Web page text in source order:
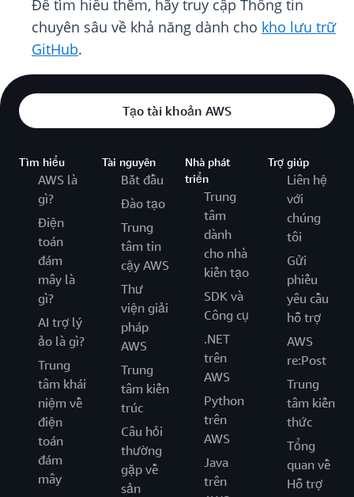
Để tìm hiểu thêm, hãy truy cập Thông tin
chuyên sâu về khả năng dành cho kho lưu trữ
GitHub.
Tạo tài khoản AWS
Tìm hiểu
AWS là
gì?
Điện
toán
đám
mây là
gì?
AI trợ lý
ảo là gì?
Trung
tâm khái
niệm về
điện
toán
đám
mây
Tài nguyên
Bắt đầu
Đào tạo
Trung
tâm tin
cậy AWS
Thư
viện giải
pháp
AWS
Trung
tâm kiến
trúc
Câu hỏi
thường
gặp về
sản
Nhà phát
triển
Trung
tâm
dành
cho nhà
kiến tạo
SDK và
Công cụ
.NET
trên
AWS
Python
trên
AWS
Java
trên
Trợ giúp
Liên hệ
với
chúng
tôi
Gửi
phiếu
yêu cầu
hỗ trợ
AWS
re:Post
Trung
tâm kiến
thức
Tổng
quan về
Hỗ trợ